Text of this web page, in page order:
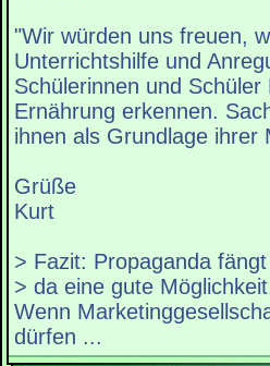
"Wir würden uns freuen,
Unterrichtshilfe und
Schülerinnen und
Ernährung erkennen.
ihnen als Grundlage ihrer
Grüße
Kurt
> Fazit: Propaganda
> da eine gute
Wenn
dürfen ...